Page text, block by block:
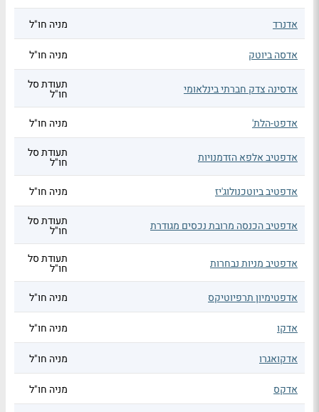
אדנרד מניה חו"ל
אדסה ביוטק מניה חו"ל
אדסינה צדק חברתי בינלאומי תעודת סל
חו"ל
אדפט-הלת'
מניה חו"ל
אדפטיב אלפא הזדמנויות תעודת סל
חו"ל
אדפטיב ביוטכנולוג'יז
מניה חו"ל
אדפטיב הכנסה מרובת נכסים מגודרת תעודת סל
חו"ל
אדפטיב מניות נבחרות תעודת סל
חו"ל
אדפטימיון תרפיוטיקס
מניה חו"ל
אדקו מניה חו"ל
אדקואגרו מניה חו"ל
אדקס מניה חו"ל